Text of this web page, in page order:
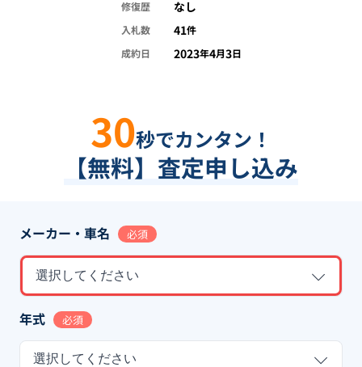
修復歴
なし
入札数 41件
成約日
2023年4月3日
30秒でカンタン！
【無料】査定申し込み
メーカー・車名 必須
選択してください
年式 必須
選択してください